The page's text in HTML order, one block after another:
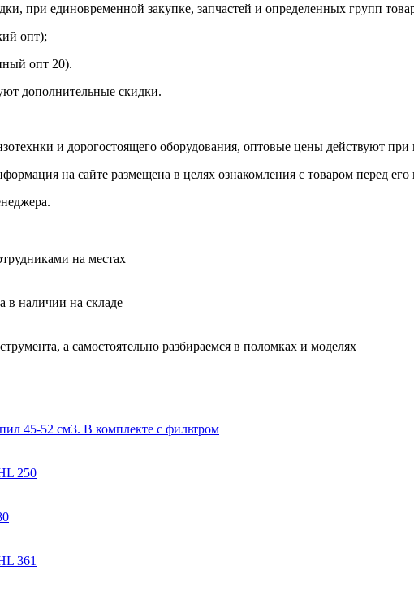
при единовременной закупке, запчастей и определенных групп
опт);
опт 20).
дополнительные скидки.
и дорогостоящего оборудования, оптовые цены действуют
на сайте размещена в целях ознакомления с товаром перед
на местах
в наличии на складе
а самостоятельно разбираемся в поломках и моделях
45-52 см3. В комплекте с фильтром
250
361